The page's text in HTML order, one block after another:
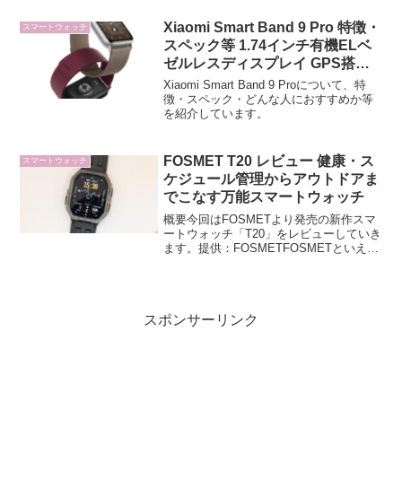
スマートウォッチ
Xiaomi Smart Band 9 Pro 特徴・
スペック等 1.74インチ有機ELベ
ゼルレスディスプレイ GPS搭載
スマートバンド
Xiaomi Smart Band 9 Proについて、特
徴・スペック・どんな人におすすめか等
を紹介しています。
スマートウォッチ
FOSMET T20 レビュー 健康・ス
ケジュール管理からアウトドアま
でこなす万能スマートウォッチ
概要今回はFOSMETより発売の新作スマ
ートウォッチ「T20」をレビューしていき
ます。提供：FOSMETFOSMETといえば
スポンサーリンク